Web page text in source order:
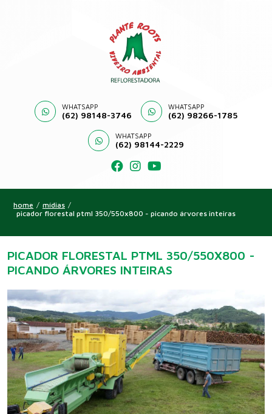
WHATSAPP
(62) 98148-3746
WHATSAPP
(62) 98266-1785
WHATSAPP
(62) 98144-2229
home / mídias /
picador florestal ptml 350/550x800 - picando árvores inteiras
PICADOR FLORESTAL PTML 350/550X800 -
PICANDO ÁRVORES INTEIRAS